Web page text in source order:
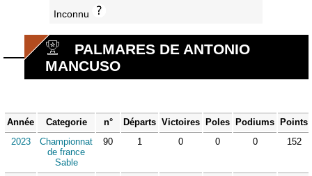
Inconnu
PALMARES DE ANTONIO
MANCUSO
Année Categorie n° Départs Victoires Poles Podiums
Points
2023
Championnat
de france
Sable
90 1 0 0 0 152